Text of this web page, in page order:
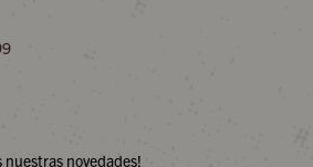
nuestras novedades!